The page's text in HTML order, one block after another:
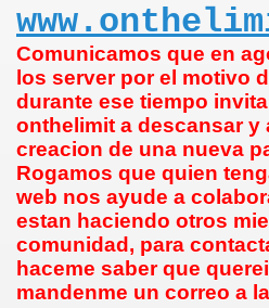
Comunicamos que en
los server por el motivo
durante ese tiempo
onthelimit a descansar y
creacion de una nueva
Rogamos que quien
web nos ayude a
estan haciendo otros
comunidad, para
haceme saber que
mandenme un correo a